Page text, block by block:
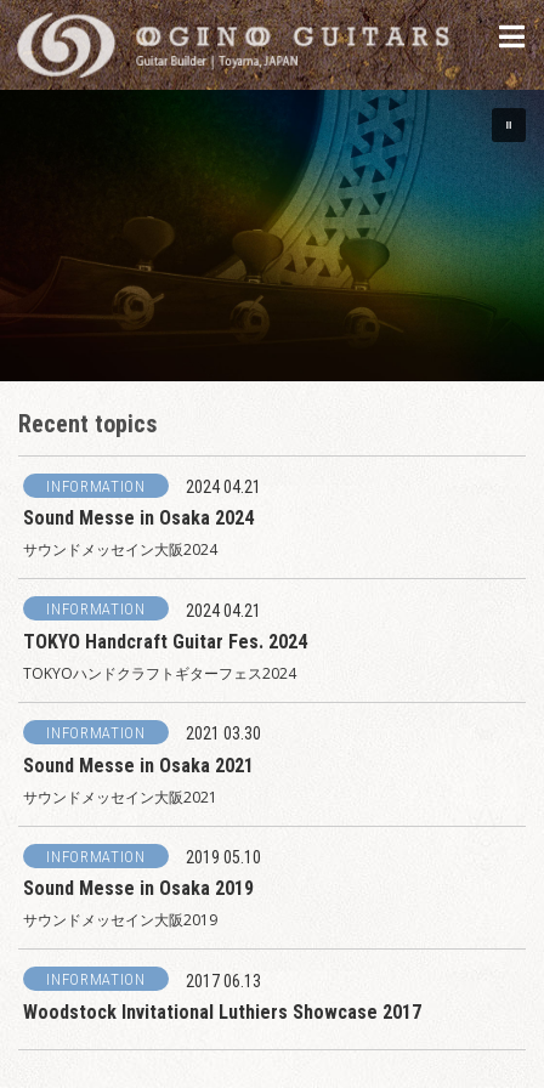
Recent topics
INFORMATION 2024 04.21
Sound Messe in Osaka 2024
サウンドメッセイン大阪2024
INFORMATION 2024 04.21
TOKYO Handcraft Guitar Fes. 2024
TOKYOハンドクラフトギターフェス2024
INFORMATION 2021 03.30
Sound Messe in Osaka 2021
サウンドメッセイン大阪2021
INFORMATION 2019 05.10
Sound Messe in Osaka 2019
サウンドメッセイン大阪2019
INFORMATION 2017 06.13
Woodstock Invitational Luthiers Showcase 2017